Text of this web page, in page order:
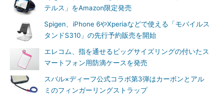
テルス」をAmazon限定発売
Spigen、iPhone 6やXperiaなどで使える「モバイルス
タンドS310」の先行予約販売を開始
エレコム、指を通せるビッグサイズリングの付いたス
マートフォン用防滴ケースを発売
スバル×ディーフ公式コラボ第3弾はカーボンとアル
ミのフィンガーリングストラップ